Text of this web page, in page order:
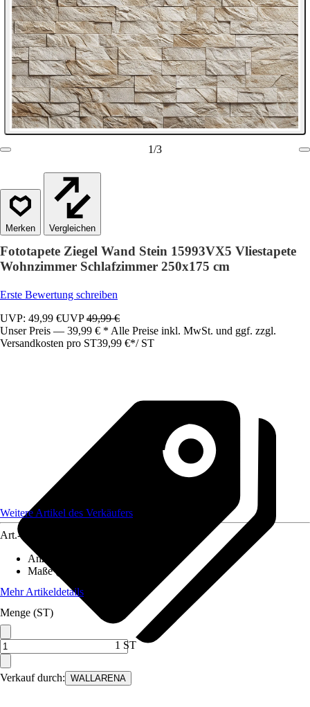
1/3
Vergleichen
Fototapete Ziegel Wand Stein 15993VX5 Vliestapete
Wohnzimmer Schlafzimmer 250x175 cm
Erste Bewertung schreiben
UVP: 49,99 €UVP49,99 €
Unser Preis — 39,99 € * Alle Preise inkl. MwSt. und ggf. zzgl.
Versandkosten pro ST39,99 €*/ ST
Verkauf durch: WALLARENA
Weitere Artikel des Verkäufers
Art.-Nr.
Anzahl der Teile
Maße (BxH)
Mehr Artikeldetails
Menge (ST)
1 ST